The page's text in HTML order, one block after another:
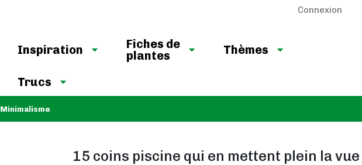
Connexion
Inspiration
Fiches de
plantes
Thèmes
Trucs
Minimalisme
15 coins piscine qui en mettent plein la vue